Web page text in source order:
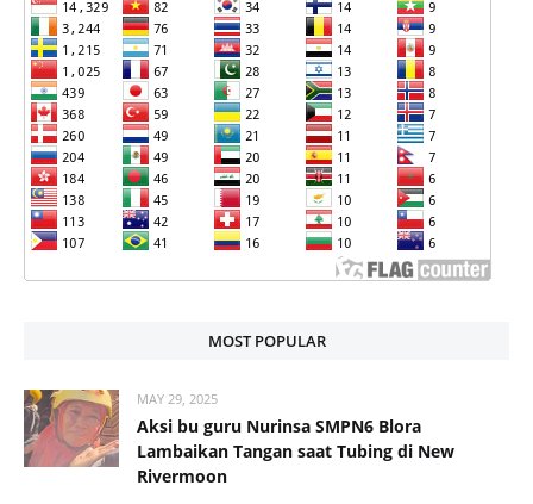
MOST POPULAR
MAY 29, 2025
Aksi bu guru Nurinsa SMPN6 Blora
Lambaikan Tangan saat Tubing di New
Rivermoon